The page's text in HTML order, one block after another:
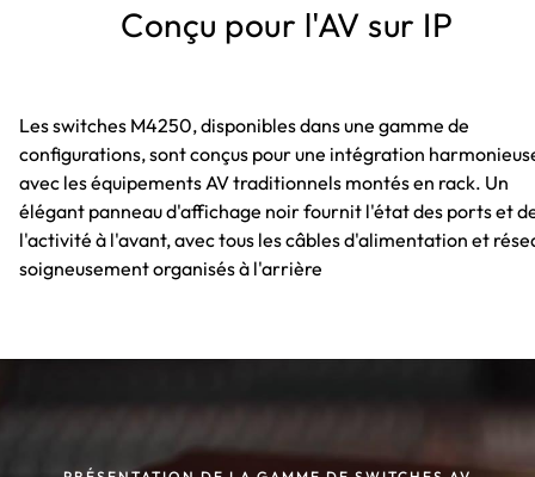
Conçu pour l'AV sur IP
Les switches M4250, disponibles dans une gamme de
configurations, sont conçus pour une intégration
avec les équipements AV traditionnels montés en rack. Un
élégant panneau d'affichage noir fournit l'état des ports et
l'activité à l'avant, avec tous les câbles d'alimentation et
soigneusement organisés à l'arrière